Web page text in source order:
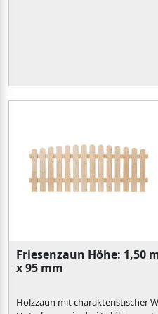
Friesenzaun Höhe: 1,50
x 95 mm
Holzzaun mit charakteristischer